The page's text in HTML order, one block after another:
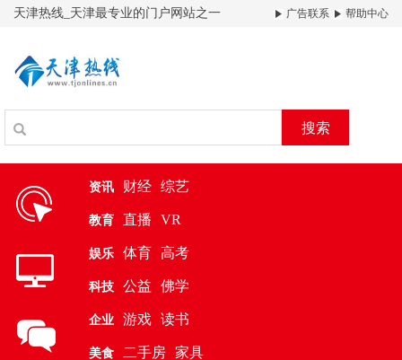
天津热线_天津最专业的门户网站之一 广告联系 帮助中心
搜索
资讯 财经 综艺
教育 直播 VR
娱乐 体育 高考
科技 公益 佛学
企业 游戏 读书
美食 二手房 家具